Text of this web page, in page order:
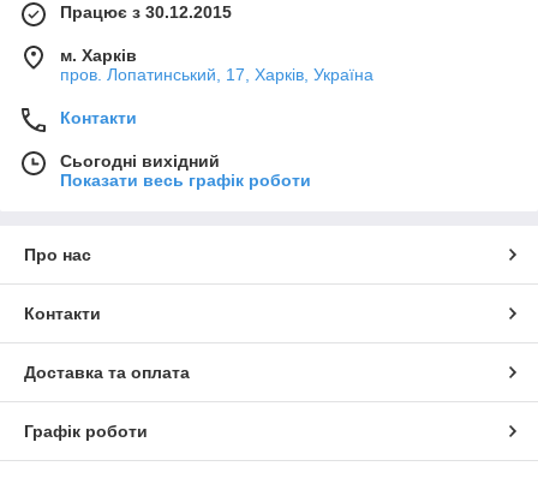
Працює з 30.12.2015
м. Харків
пров. Лопатинський, 17, Харків, Україна
Контакти
Сьогодні вихідний
Показати весь графік роботи
Про нас
Контакти
Доставка та оплата
Графік роботи